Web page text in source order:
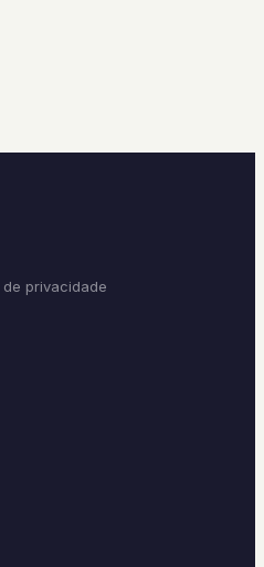
de privacidade